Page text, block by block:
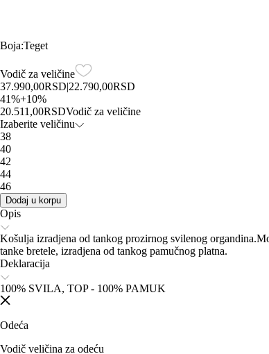
Boja:Teget
Vodič za veličine
37.990,00RSD|22.790,00RSD
41%+10%
20.511,00RSDVodič za veličine
Izaberite veličinu
38
40
42
44
46
Dodaj u korpu
Opis
Košulja izradjena od tankog prozirnog svilenog
tanke bretele, izradjena od tankog pamučnog platna.
Deklaracija
100% SVILA, TOP - 100% PAMUK
Odeća
Vodič veličina za odeću